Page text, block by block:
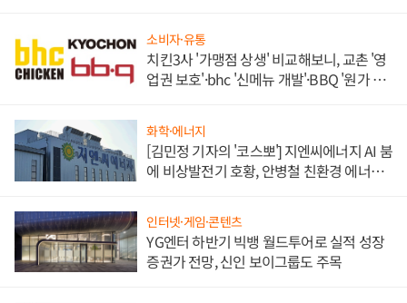
소비자·유통
치킨3사 '가맹점 상생' 비교해보니, 교촌 '영
업권 보호'·bhc '신메뉴 개발'·BBQ '원가 부
화학·에너지
[김민정 기자의 '코스뽀'] 지엔씨에너지 AI 붐
에 비상발전기 호황, 안병철 친환경 에너지
인터넷·게임·콘텐츠
YG엔터 하반기 빅뱅 월드투어로 실적 성장
증권가 전망, 신인 보이그룹도 주목